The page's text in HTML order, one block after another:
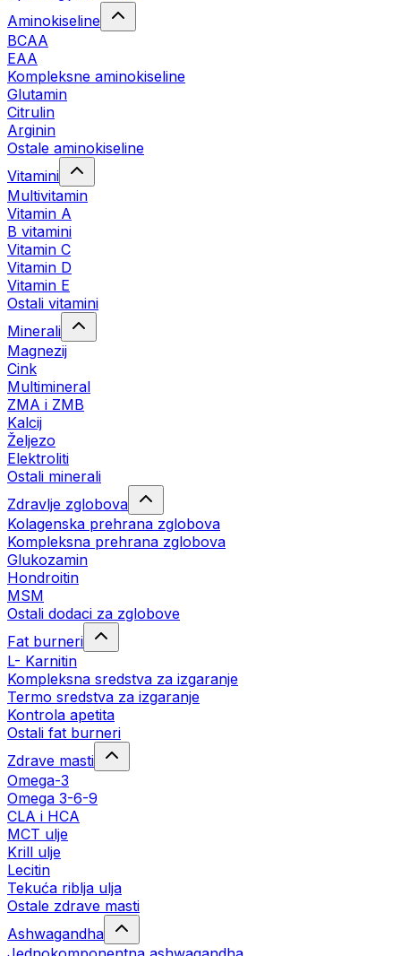
Aminokiseline
BCAA
EAA
Kompleksne aminokiseline
Glutamin
Citrulin
Arginin
Ostale aminokiseline
Vitamini
Multivitamin
Vitamin A
B vitamini
Vitamin C
Vitamin D
Vitamin E
Ostali vitamini
Minerali
Magnezij
Cink
Multimineral
ZMA i ZMB
Kalcij
Željezo
Elektroliti
Ostali minerali
Zdravlje zglobova
Kolagenska prehrana zglobova
Kompleksna prehrana zglobova
Glukozamin
Hondroitin
MSM
Ostali dodaci za zglobove
Fat burneri
L- Karnitin
Kompleksna sredstva za izgaranje
Termo sredstva za izgaranje
Kontrola apetita
Ostali fat burneri
Zdrave masti
Omega-3
Omega 3-6-9
CLA i HCA
MCT ulje
Krill ulje
Lecitin
Tekuća riblja ulja
Ostale zdrave masti
Ashwagandha